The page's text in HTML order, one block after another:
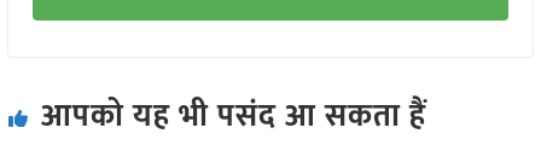
आपको यह भी पसंद आ सकता हैं